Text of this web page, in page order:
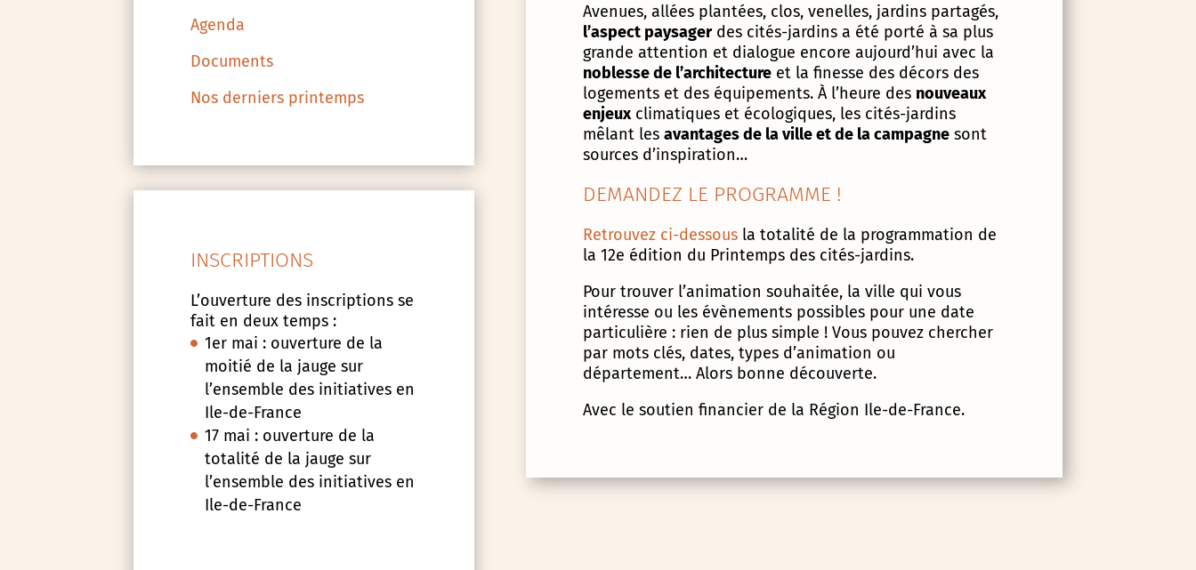
Agenda
Documents
Nos derniers printemps
INSCRIPTIONS
L’ouverture des inscriptions se
fait en deux temps :
1er mai : ouverture de la
moitié de la jauge sur
l’ensemble des initiatives en
Ile-de-France
17 mai : ouverture de la
totalité de la jauge sur
l’ensemble des initiatives en
Ile-de-France
Avenues, allées plantées, clos, venelles, jardins partagés,
l’aspect paysagerdes cités-jardins a été porté à sa plus
grande attention et dialogue encore aujourd’hui avec la
noblesse de l’architectureet la finesse des décors des
logements et des équipements. À l’heure des nouveaux
enjeuxclimatiques et écologiques, les cités-jardins
mêlant les avantages de la ville et de la campagnesont
sources d’inspiration…
DEMANDEZ LE PROGRAMME !
Retrouvez ci-dessousla totalité de la programmation de
la 12e édition du Printemps des cités-jardins.
Pour trouver l’animation souhaitée, la ville qui vous
intéresse ou les évènements possibles pour une date
particulière : rien de plus simple ! Vous pouvez chercher
par mots clés, dates, types d’animation ou
département… Alors bonne découverte.
Avec le soutien financier de la Région Ile-de-France.